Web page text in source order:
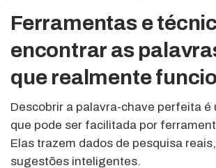
Ferramentas e
encontrar as
que realmente
Descobrir a palavra-chave perfeita é
que pode ser facilitada por
Elas trazem dados de pesquisa
sugestões inteligentes.